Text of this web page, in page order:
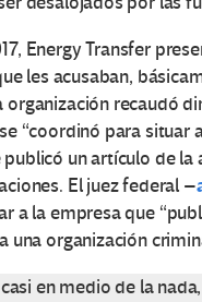
Energy Transfer
les acusaban,
organización recaudó
“coordinó para
publicó un artículo de
El juez federal –
a la empresa que
una organización
en medio de la